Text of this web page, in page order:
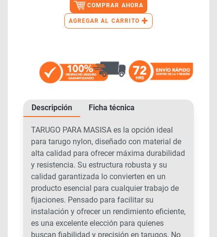
COMPRAR AHORA
AGREGAR AL CARRITO +
Descripción Ficha técnica
TARUGO PARA MASISA es la opción ideal
para tarugo nylon, diseñado con material de
alta calidad para ofrecer máxima durabilidad
y resistencia. Su estructura robusta y su
calidad garantizada lo convierten en un
producto esencial para cualquier trabajo de
fijaciones. Pensado para facilitar su
instalación y ofrecer un rendimiento eficiente,
es una excelente elección para quienes
buscan fiabilidad y precisión en tarugos. No